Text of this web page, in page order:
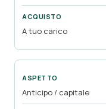
A tuo carico
Anticipo / capitale